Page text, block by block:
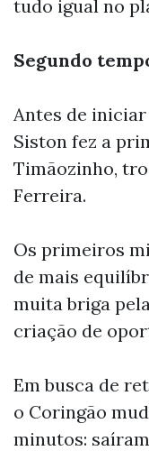
tudo igual no
Segundo
Antes de iniciar
Siston fez a
Timãozinho,
Ferreira.
Os primeiros
de mais
muita briga
criação de
Em busca de
o Coringão
minutos: